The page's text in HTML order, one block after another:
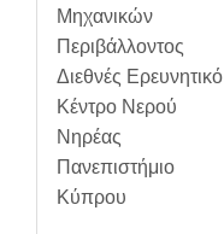
Μηχανικών
Περιβάλλοντος
Διεθνές Ερευνητικό
Κέντρο Νερού
Νηρέας
Πανεπιστήμιο
Κύπρου